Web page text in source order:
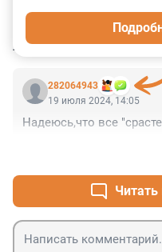
КОММЕНТАРИИ 1
282064943
19 июля 2024, 14:05
Надеюсь,что все